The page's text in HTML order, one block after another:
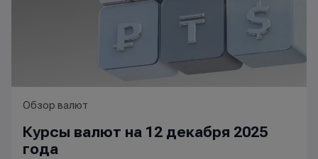
Обзор валют
Курсы валют на 12 декабря 2025
года